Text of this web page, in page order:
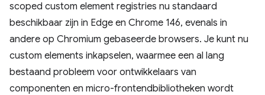
scoped custom element registries nu standaard
beschikbaar zijn in Edge en Chrome 146, evenals in
andere op Chromium gebaseerde browsers. Je kunt nu
custom elements inkapselen, waarmee een al lang
bestaand probleem voor ontwikkelaars van
componenten en micro-frontendbibliotheken wordt